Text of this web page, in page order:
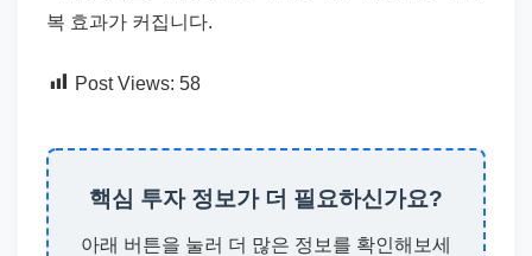
복 효과가 커집니다.
Post Views: 58
핵심 투자 정보가 더 필요하신가요?
아래 버튼을 눌러 더 많은 정보를 확인해보세